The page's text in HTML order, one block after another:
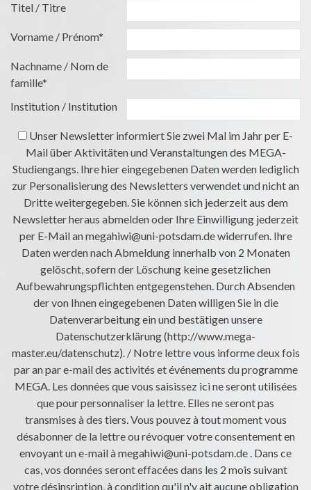
Titel / Titre
Vorname / Prénom*
Nachname / Nom de
famille*
Institution / Institution
Unser Newsletter informiert Sie zwei Mal im Jahr per E-
Mail über Aktivitäten und Veranstaltungen des MEGA-
Studiengangs. Ihre hier eingegebenen Daten werden lediglich
zur Personalisierung des Newsletters verwendet und nicht an
Dritte weitergegeben. Sie können sich jederzeit aus dem
Newsletter heraus abmelden oder Ihre Einwilligung jederzeit
per E-Mail an megahiwi@uni-potsdam.de widerrufen. Ihre
Daten werden nach Abmeldung innerhalb von 2 Monaten
gelöscht, sofern der Löschung keine gesetzlichen
Aufbewahrungspflichten entgegenstehen. Durch Absenden
der von Ihnen eingegebenen Daten willigen Sie in die
Datenverarbeitung ein und bestätigen unsere
Datenschutzerklärung (http://www.mega-
master.eu/datenschutz). / Notre lettre vous informe deux fois
par an par e-mail des activités et événements du programme
MEGA. Les données que vous saisissez ici ne seront utilisées
que pour personnaliser la lettre. Elles ne seront pas
transmises à des tiers. Vous pouvez à tout moment vous
désabonner de la lettre ou révoquer votre consentement en
envoyant un e-mail à megahiwi@uni-potsdam.de . Dans ce
cas, vos données seront effacées dans les 2 mois suivant
votre désinsription, à condition qu'il n'y ait aucune obligation